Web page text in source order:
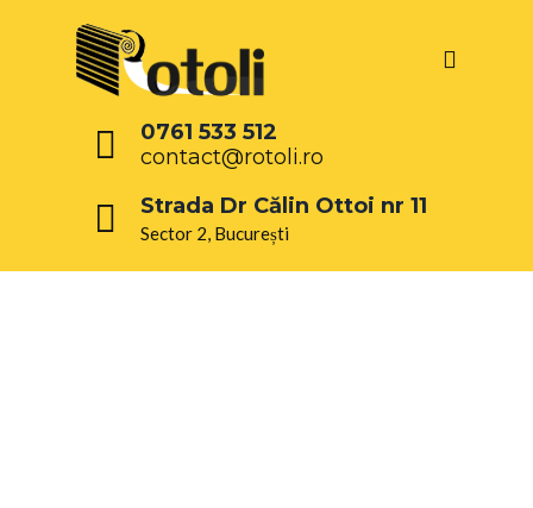
0761 533 512
contact@rotoli.ro
Strada Dr Călin Ottoi nr 11
Sector 2, București